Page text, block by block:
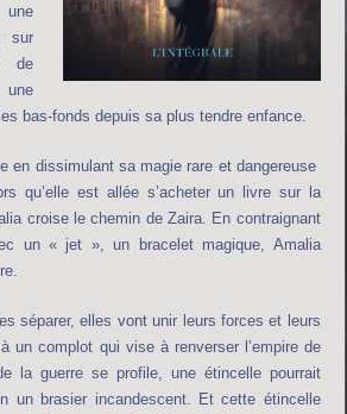
une
sur
de
bas-fonds depuis sa plus tendre enfance.
en dissimulant sa magie rare et dangereuse
qu’elle est allée s’acheter un livre sur la
croise le chemin de Zaira. En contraignant
un « jet », un bracelet magique, Amalia
séparer, elles vont unir leurs forces et leurs
un complot qui vise à renverser l’empire de
la guerre se profile, une étincelle pourrait
un brasier incandescent. Et cette étincelle